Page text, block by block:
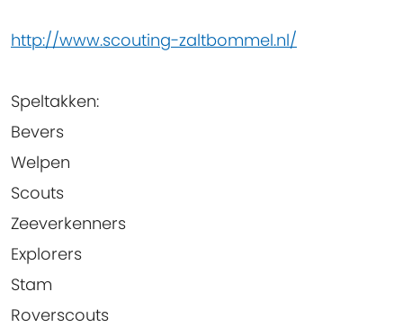
http://www.scouting-zaltbommel.nl/
Speltakken:
Bevers
Welpen
Scouts
Zeeverkenners
Explorers
Stam
Roverscouts